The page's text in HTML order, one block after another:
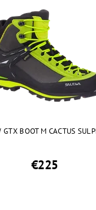
GTX BOOT M CACTUS
€225